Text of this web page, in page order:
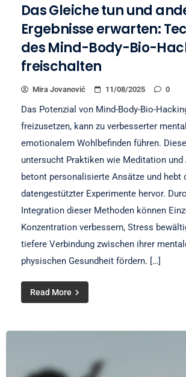
Das Gleiche tun und
Ergebnisse erwarten:
des Mind-Body-Bio-
freischalten
Mira Jovanović 11/08/2025 0
Das Potenzial von Mind-Body-Bio-
freizusetzen, kann zu verbesserter
emotionalem Wohlbefinden führen.
untersucht Praktiken wie Meditation und
betont personalisierte Ansätze und hebt
datengestützter Experimente hervor.
Integration dieser Methoden können
Konzentration verbessern, Stress
tiefere Verbindung zwischen ihrer
physischen Gesundheit fördern. […]
Read More